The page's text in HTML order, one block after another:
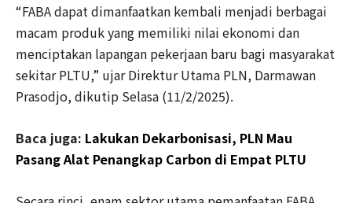
“FABA dapat dimanfaatkan kembali menjadi berbagai
macam produk yang memiliki nilai ekonomi dan
menciptakan lapangan pekerjaan baru bagi masyarakat
sekitar PLTU,” ujar Direktur Utama PLN, Darmawan
Prasodjo, dikutip Selasa (11/2/2025).
Baca juga: Lakukan Dekarbonisasi, PLN Mau
Pasang Alat Penangkap Carbon di Empat PLTU